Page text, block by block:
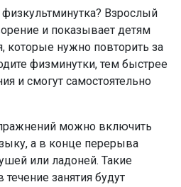
Взрослый
и показывает детям
которые нужно повторить за
физминутки, тем быстрее
и смогут самостоятельно
можно включить
а в конце перерыва
или ладоней. Такие
занятия будут